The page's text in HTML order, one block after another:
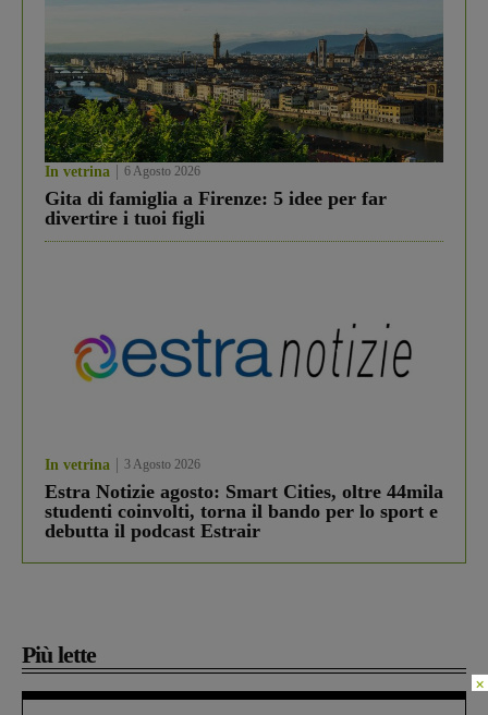
In vetrina 6 Agosto 2026
Gita di famiglia a Firenze: 5 idee per far
divertire i tuoi figli
In vetrina 3 Agosto 2026
Estra Notizie agosto: Smart Cities, oltre 44mila
studenti coinvolti, torna il bando per lo sport e
debutta il podcast Estrair
Più lette
×